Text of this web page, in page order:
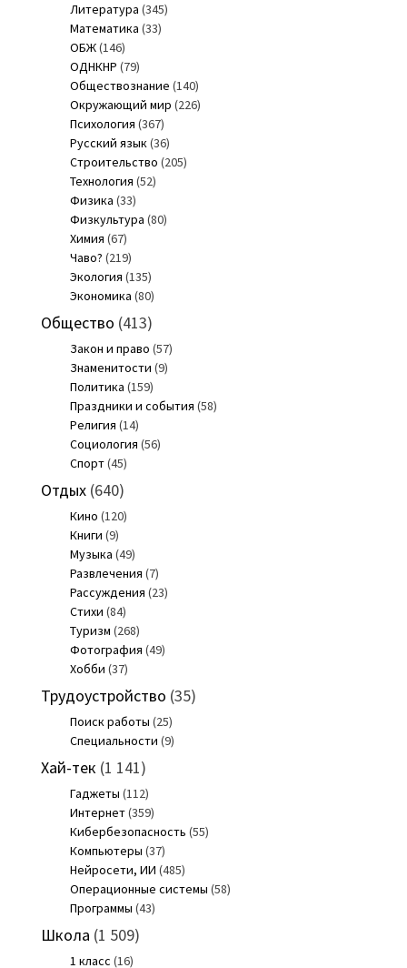
Литература (345)
Математика (33)
ОБЖ(146)
ОДНКНР (79)
Обществознание (140)
Окружающий мир (226)
Психология (367)
Русский язык(36)
Строительство (205)
Технология (52)
Физика (33)
Физкультура (80)
Химия (67)
Чаво? (219)
Экология (135)
Экономика (80)
Общество (413)
Закон и право (57)
Знаменитости (9)
Политика (159)
Праздники и события (58)
Религия (14)
Социология (56)
Спорт(45)
Отдых(640)
Кино (120)
Книги (9)
Музыка (49)
Развлечения (7)
Рассуждения (23)
Стихи (84)
Туризм (268)
Фотография (49)
Хобби (37)
Трудоустройство (35)
Поиск работы (25)
Специальности (9)
Хай-тек (1 141)
Гаджеты (112)
Интернет(359)
Кибербезопасность (55)
Компьютеры (37)
Нейросети, ИИ (485)
Операционные системы (58)
Программы (43)
Школа (1 509)
1 класс (16)